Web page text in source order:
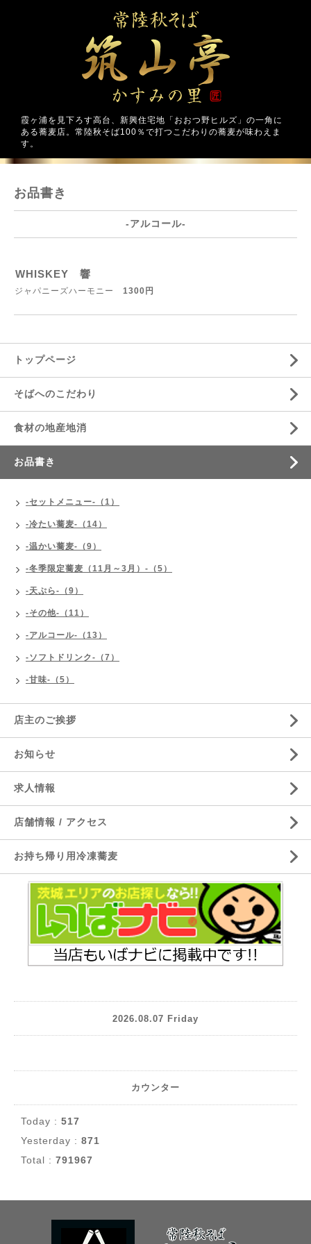
霞ヶ浦を見下ろす高台、新興住宅地「おおつ野ヒルズ」の一角に
ある蕎麦店。常陸秋そば100％で打つこだわりの蕎麦が味わえま
す。
お品書き
-アルコール-
WHISKEY 響
ジャパニーズハーモニー 1300円
トップページ
そばへのこだわり
食材の地産地消
お品書き
-セットメニュー-（1）
-冷たい蕎麦-（14）
-温かい蕎麦-（9）
-冬季限定蕎麦（11月～3月）-（5）
-天ぷら-（9）
-その他-（11）
-アルコール-（13）
-ソフトドリンク-（7）
-甘味-（5）
店主のご挨拶
お知らせ
求人情報
店舗情報 / アクセス
お持ち帰り用冷凍蕎麦
2026.08.07 Friday
カウンター
Today : 517
Yesterday : 871
Total : 791967